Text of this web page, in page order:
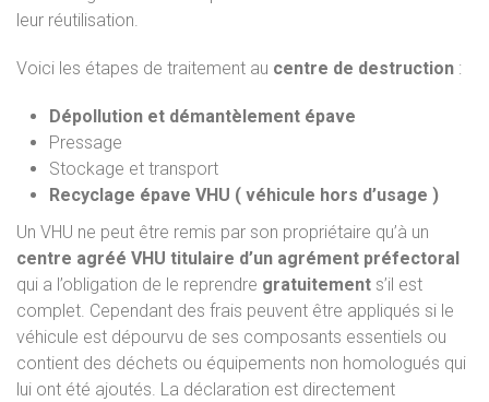
leur réutilisation.
Voici les étapes de traitement au centre de destruction :
Dépollution et démantèlement épave
Pressage
Stockage et transport
Recyclage épave VHU ( véhicule hors d’usage )
Un VHU ne peut être remis par son propriétaire qu’à un
centre agréé VHU titulaire d’un agrément préfectoral
qui a l’obligation de le reprendre gratuitement s’il est
complet. Cependant des frais peuvent être appliqués si le
véhicule est dépourvu de ses composants essentiels ou
contient des déchets ou équipements non homologués qui
lui ont été ajoutés. La déclaration est directement